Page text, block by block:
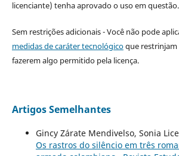
licenciante) tenha aprovado o uso em questão.
Sem restrições adicionais - Você não pode
medidas de caráter tecnológicoque restrinjam
fazerem algo permitido pela licença.
Artigos Semelhantes
Gincy Zárate Mendivelso, Sonia
Os rastros do silêncio em três